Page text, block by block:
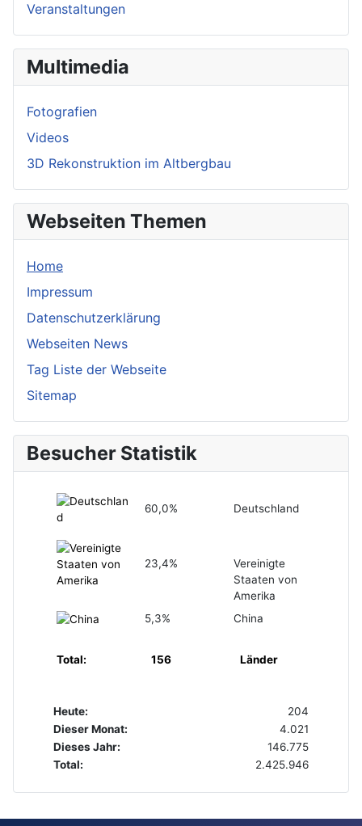
Veranstaltungen
Multimedia
Fotografien
Videos
3D Rekonstruktion im Altbergbau
Webseiten Themen
Home
Impressum
Datenschutzerklärung
Webseiten News
Tag Liste der Webseite
Sitemap
Besucher Statistik
60,0% Deutschland
23,4%
Vereinigte
Staaten von
Amerika
5,3%
China
Total: 156 Länder
Heute:
204
Dieser Monat:
4.021
Dieses Jahr:
146.775
Total:
2.425.946